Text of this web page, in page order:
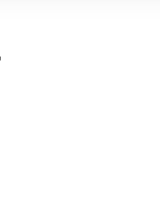
本全国集荷対応の